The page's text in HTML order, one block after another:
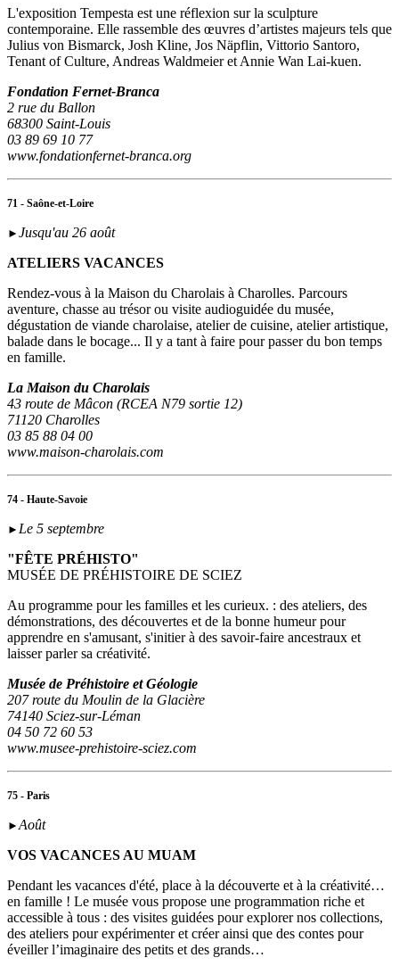
L'exposition Tempesta est une réflexion sur la sculpture
contemporaine. Elle rassemble des œuvres d’artistes majeurs tels que
Julius von Bismarck, Josh Kline, Jos Näpflin, Vittorio Santoro,
Tenant of Culture, Andreas Waldmeier et Annie Wan Lai-kuen.
Fondation Fernet-Branca
2 rue du Ballon
68300 Saint-Louis
03 89 69 10 77
www.fondationfernet-branca.org
71 - Saône-et-Loire
► Jusqu'au 26 août
ATELIERS VACANCES
Rendez-vous à la Maison du Charolais à Charolles. Parcours
aventure, chasse au trésor ou visite audioguidée du musée,
dégustation de viande charolaise, atelier de cuisine, atelier artistique,
balade dans le bocage... Il y a tant à faire pour passer du bon temps
en famille.
La Maison du Charolais
43 route de Mâcon (RCEA N79 sortie 12)
71120 Charolles
03 85 88 04 00
www.maison-charolais.com
74 - Haute-Savoie
► Le 5 septembre
"FÊTE PRÉHISTO"
MUSÉE DE PRÉHISTOIRE DE SCIEZ
Au programme pour les familles et les curieux. : des ateliers, des
démonstrations, des découvertes et de la bonne humeur pour
apprendre en s'amusant, s'initier à des savoir-faire ancestraux et
laisser parler sa créativité.
Musée de Préhistoire et Géologie
207 route du Moulin de la Glacière
74140 Sciez-sur-Léman
04 50 72 60 53
www.musee-prehistoire-sciez.com
75 - Paris
►Août
VOS VACANCES AU MUAM
Pendant les vacances d'été, place à la découverte et à la créativité…
en famille ! Le musée vous propose une programmation riche et
accessible à tous : des visites guidées pour explorer nos collections,
des ateliers pour expérimenter et créer ainsi que des contes pour
éveiller l’imaginaire des petits et des grands…